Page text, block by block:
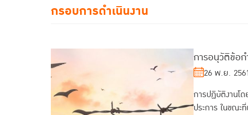
กรอบการดำเนินงาน
การอนุวัติข้อ
26 พ.ย.
การปฏิบัติงานโ
ประการ ในขณะ